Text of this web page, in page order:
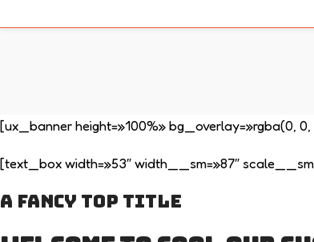
[ux_banner height=»100%» bg_overlay=»rgba(0,
[text_box width=»53″ width__sm=»87″
A Fancy top Title